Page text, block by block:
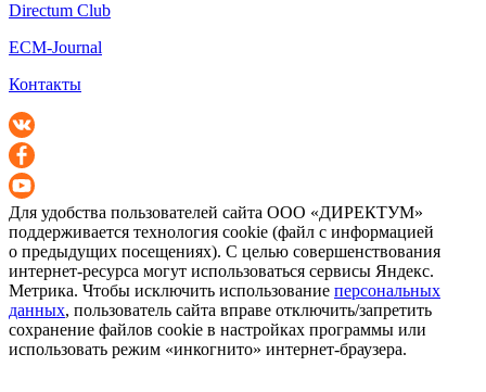
Directum Club
ECM-Journal
Контакты
Для удобства пользователей сайта ООО «ДИРЕКТУМ»
поддерживается технология cookie (файл с информацией
о предыдущих посещениях). С целью совершенствования
интернет-ресурса могут использоваться сервисы Яндекс.
Метрика. Чтобы исключить использование персональных
данных, пользователь сайта вправе отключить/запретить
сохранение файлов cookie в настройках программы или
использовать режим «инкогнито» интернет-браузера.